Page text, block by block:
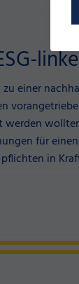
einer
für
in